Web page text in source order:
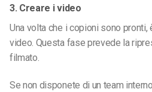
3. Creare i video
Una volta che i copioni sono
video. Questa fase prevede la
filmato.
Se non disponete di un team